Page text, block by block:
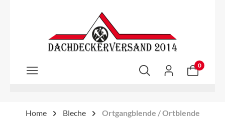
Zum Hauptinhalt springen
0
Home Bleche Ortgangblende / Ortblende